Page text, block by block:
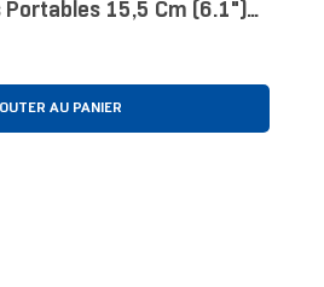
Portables 15,5 Cm (6.1")
Noir
AU PANIER